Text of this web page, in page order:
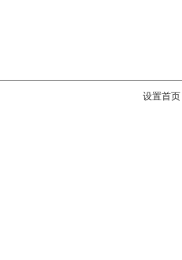
设置首页